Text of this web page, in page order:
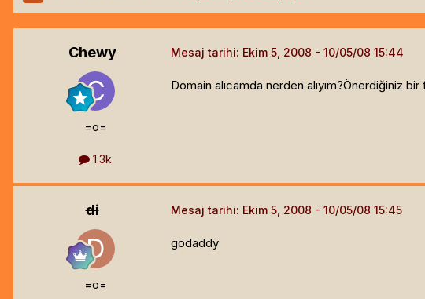
Chewy
=o=
1.3k
Mesaj tarihi: Ekim 5, 2008
Domain alıcamda nerden alıyım?Önerdiğiniz bir
di
=o=
Mesaj tarihi: Ekim 5, 2008
godaddy